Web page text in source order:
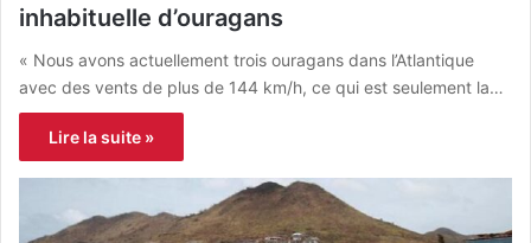
inhabituelle d’ouragans
« Nous avons actuellement trois ouragans dans l’Atlantique
avec des vents de plus de 144 km/h, ce qui est seulement la…
Lire la suite »